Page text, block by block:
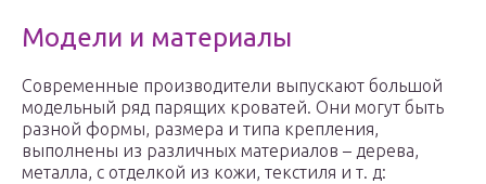
Модели и материалы
Современные производители выпускают большой
модельный ряд парящих кроватей. Они могут быть
разной формы, размера и типа крепления,
выполнены из различных материалов – дерева,
металла, с отделкой из кожи, текстиля и т. д: